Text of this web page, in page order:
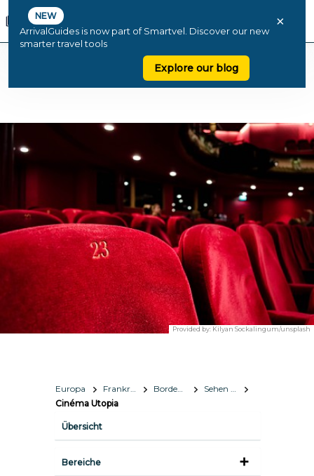
NEW
ArrivalGuides is now part of Smartvel. Discover our new
smarter travel tools
Explore our blog
×
Provided by: Kilyan Sockalingum/unsplash
Europa Frankreich Bordeaux
Sehen & Erleben
Cinéma Utopia
Übersicht
Bereiche